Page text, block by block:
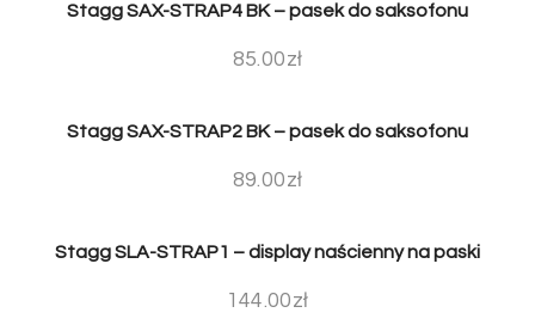
Stagg SAX-STRAP4 BK – pasek do saksofonu
85.00zł
Stagg SAX-STRAP2 BK – pasek do saksofonu
89.00zł
Stagg SLA-STRAP1 – display naścienny na paski
144.00zł